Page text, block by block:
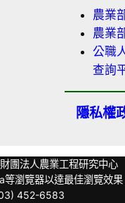
農業
農業
公職
查詢
隱私權
團法人農業工程研究中心
瀏覽器以達最佳瀏覽效果
452-6583